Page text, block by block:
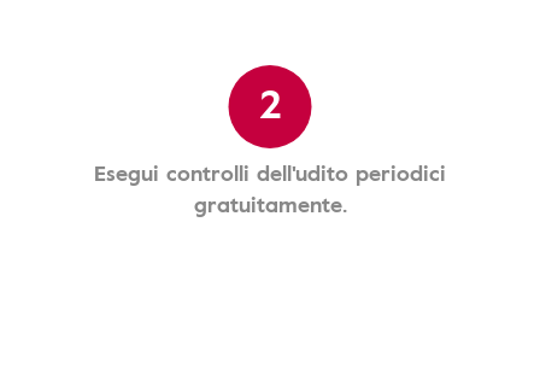
2
Esegui controlli dell'udito periodici
gratuitamente.